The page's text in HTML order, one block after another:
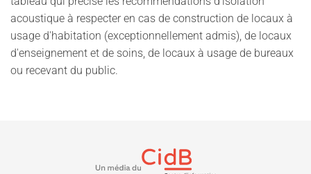
acoustique à respecter en cas de construction de locaux à
usage d'habitation (exceptionnellement admis), de locaux
d'enseignement et de soins, de locaux à usage de bureaux
ou recevant du public.